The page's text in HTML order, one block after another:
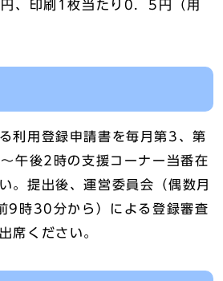
、印刷1枚当たり0．5円（用
利用登録申請書を毎月第3、第
午後2時の支援コーナー当番在
。提出後、運営委員会（偶数月
9時30分から）による登録審査
席ください。